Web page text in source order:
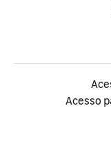
Acesso